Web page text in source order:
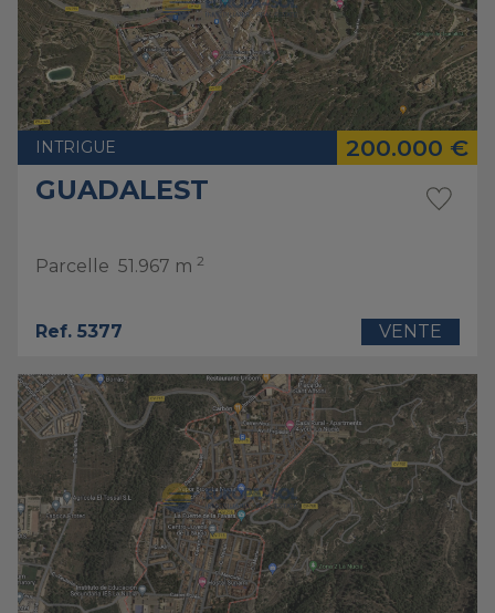
INTRIGUE 200.000 €
GUADALEST
Parcelle 51.967 m 2
Ref. 5377 VENTE